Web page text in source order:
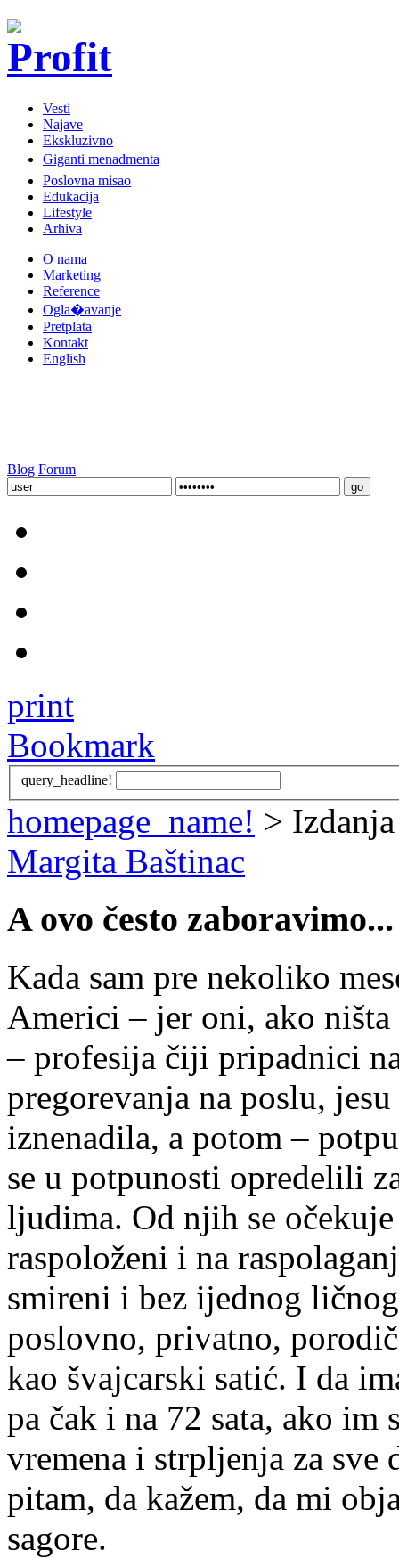
Vesti
Najave
Ekskluzivno
Giganti menadmenta
Poslovna misao
Edukacija
Lifestyle
Arhiva
O nama
Marketing
Reference
Ogla�avanje
Pretplata
Kontakt
English
Blog Forum
print
Bookmark
query_headline!
homepage_name! >
Margita Baštinac
A ovo često zaboravimo...
Kada sam pre nekoliko
Americi – jer oni, ako ništa
– profesija čiji pripadnici
pregorevanja na poslu,
iznenadila, a potom –
se u potpunosti opredelili
ljudima. Od njih se
raspoloženi i na
smireni i bez ijednog
poslovno, privatno,
kao švajcarski satić. I da
pa čak i na 72 sata, ako im
vremena i strpljenja za sve
pitam, da kažem, da mi
sagore.